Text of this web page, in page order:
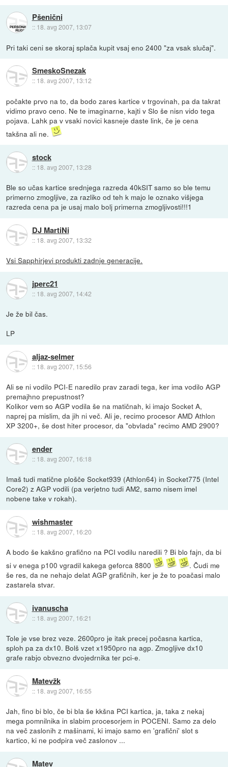
Pšenični
:: 18. avg 2007, 13:07
Pri taki ceni se skoraj splača kupit vsaj eno 2400 "za vsak slučaj".
SmeskoSnezak
:: 18. avg 2007, 13:12
počakte prvo na to, da bodo zares kartice v trgovinah, pa da takrat
vidimo pravo ceno. Ne te imaginarne, kajti v Slo še nisn vido tega
pojava. Lahk pa v vsaki novici kasneje daste link, če je cena
takšna ali ne.
stock
:: 18. avg 2007, 13:28
Ble so učas kartice srednjega razreda 40kSIT samo so ble temu
primerno zmogljive, za razliko od teh k majo le oznako višjega
razreda cena pa je usaj malo bolj primerna zmogljivosti!!!1
DJ MartiNi
:: 18. avg 2007, 13:32
Vsi Sapphirjevi produkti zadnje generacije.
jperc21
:: 18. avg 2007, 14:42
Je že bil čas.
LP
aljaz-selmer
:: 18. avg 2007, 15:56
Ali se ni vodilo PCI-E naredilo prav zaradi tega, ker ima vodilo AGP
premajhno prepustnost?
Kolikor vem so AGP vodila še na matičnah, ki imajo Socket A,
naprej pa mislim, da jih ni več. Ali je, recimo procesor AMD Athlon
XP 3200+, še dost hiter procesor, da "obvlada" recimo AMD 2900?
ender
:: 18. avg 2007, 16:18
Imaš tudi matične plošče Socket939 (Athlon64) in Socket775 (Intel
Core2) z AGP vodili (pa verjetno tudi AM2, samo nisem imel
nobene take v rokah).
wishmaster
:: 18. avg 2007, 16:20
A bodo še kakšno grafično na PCI vodilu naredili ? Bi blo fajn, da bi
si v enega p100 vgradil kakega geforca 8800
. Čudi me
še res, da ne nehajo delat AGP grafičnih, ker je že to poačasi malo
zastarela stvar.
ivanuscha
:: 18. avg 2007, 16:21
Tole je vse brez veze. 2600pro je itak precej počasna kartica,
sploh pa za dx10. Bolš vzet x1950pro na agp. Zmogljive dx10
grafe rabjo obvezno dvojedrnika ter pci-e.
Matevžk
:: 18. avg 2007, 16:55
Jah, fino bi blo, če bi bla še kkšna PCI kartica, ja, taka z nekaj
mega pomnilnika in slabim procesorjem in POCENI. Samo za delo
na več zaslonih z mašinami, ki imajo samo en 'grafični' slot s
kartico, ki ne podpira več zaslonov ...
Matev